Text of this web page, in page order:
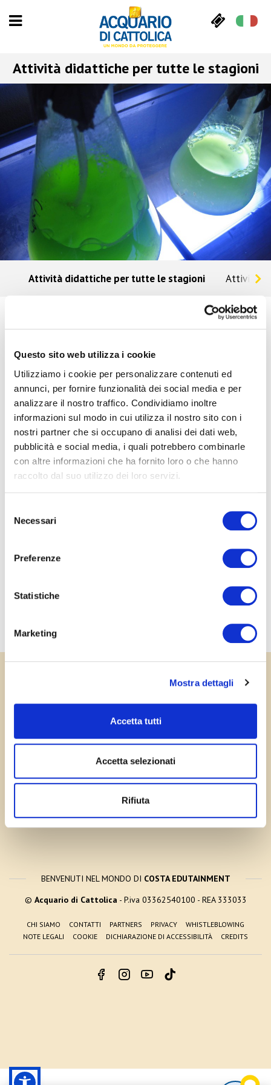
Questo sito web utilizza i cookie
Utilizziamo i cookie per personalizzare contenuti ed
annunci, per fornire funzionalità dei social media e per
analizzare il nostro traffico. Condividiamo inoltre
informazioni sul modo in cui utilizza il nostro sito con i
nostri partner che si occupano di analisi dei dati web,
pubblicità e social media, i quali potrebbero combinarle
con altre informazioni che ha fornito loro o che hanno
raccolto dal suo utilizzo dei loro servizi.
delNecessari
Preferenze
Statistiche
Marketing
Mostra dettagli
Accetta tutti
Accetta selezionati
Rifiuta
Attività didattiche per tutte le stagioni
Attività didattiche per tutte le stagioni
Attività
Il Dipartimento Didattico Scientifico propone attività
età che potranno essere realizzati sia nel periodo di
bassa stagione (a partire dal 1° ottobre 2025 alla
riapertura ufficiale dell'Acquario) sia nei mesi di aprile
e maggio.
N.B. Tutte le attività didattiche potranno subire
variazioni a seconda della classe e delle direttive del
Dipartimento Didattico Scientifico dell'Acquario di
Cattolica.
SUCC
l'infanzia
BENVENUTI NEL MONDO DI COSTA EDUTAINMENT
© Acquario di Cattolica - P.iva 03362540100 - REA 333033
CHI SIAMO CONTATTI PARTNERS PRIVACY
WHISTLEBLOWING
NOTE LEGALI
COOKIE DICHIARAZIONE DI ACCESSIBILITÀ CREDITS